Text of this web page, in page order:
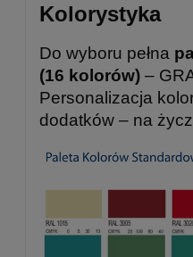
Kolorystyka
Do wyboru pełna
(16 kolorów) –
Personalizacja
dodatków – na